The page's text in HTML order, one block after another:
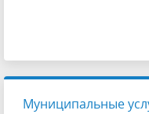
Муниципальные